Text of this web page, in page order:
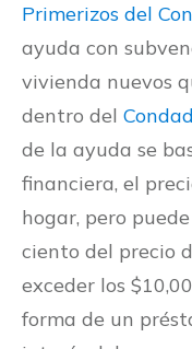
Primerizos del
ayuda con
vivienda nuevos
dentro del
de la ayuda se
financiera, el
hogar, pero
ciento del precio
exceder los
forma de un